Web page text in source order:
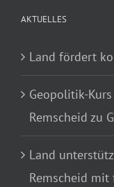
AKTUELLES
Land fördert
Geopolitik-
Remscheid zu
Land
Remscheid